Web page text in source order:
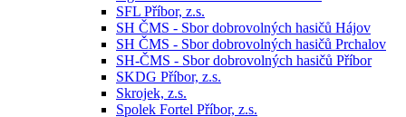
SFL Příbor, z.s.
SH ČMS - Sbor dobrovolných hasičů Hájov
SH ČMS - Sbor dobrovolných hasičů Prchalov
SH-ČMS - Sbor dobrovolných hasičů Příbor
SKDG Příbor, z.s.
Skrojek, z.s.
Spolek Fortel Příbor, z.s.